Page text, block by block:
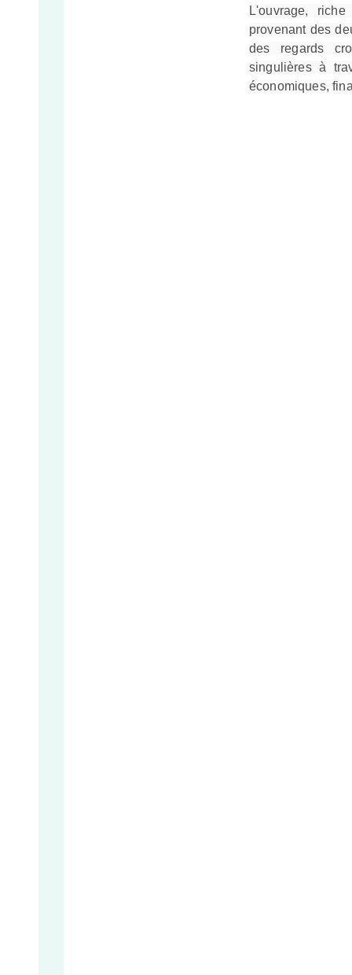
L'ouvrage,
provenant des
des regards
singulières à
économiques,